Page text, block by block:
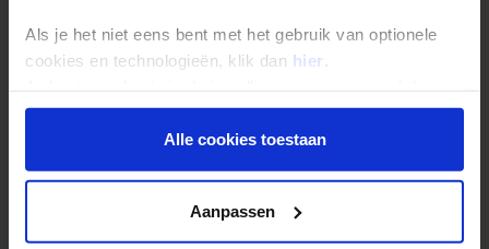
Als je het niet eens bent met het gebruik van optionele
cookies en technologieën, klik dan hier
onder aan de pagina op elk gewenst moment voor de
toekomst wijzigen.Alle cookies toestaan
Aanpassen
Groepsreizen
Single reizen
Gegarandeerde reizen
Nieuwe reizen
Over Shoestring